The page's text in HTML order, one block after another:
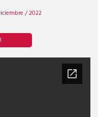
/ 2022